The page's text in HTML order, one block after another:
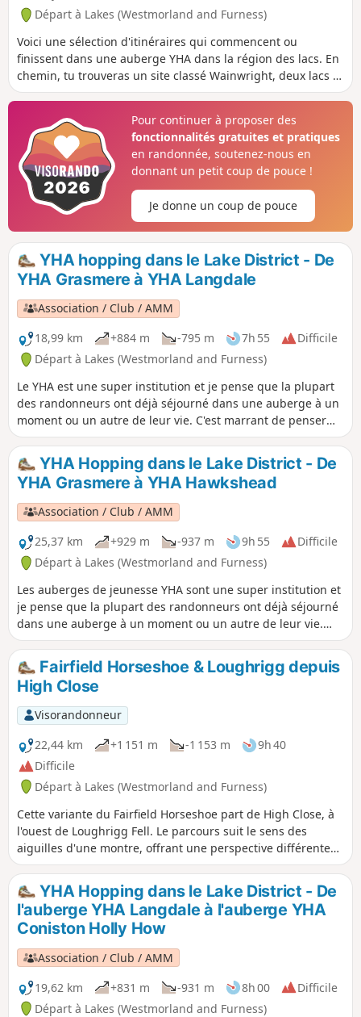
Départ à Lakes (Westmorland and Furness)
Voici une sélection d'itinéraires qui commencent ou
finissent dans une auberge YHA dans la région des lacs. En
chemin, tu trouveras un site classé Wainwright, deux lacs et
un pub. Explore la grotte de Rydal.
Pour continuer à proposer des
fonctionnalités gratuites et pratiques
en randonnée, soutenez-nous en
donnant un petit coup de pouce !
Je donne un coup de pouce
YHA hopping dans le Lake District - De
YHA Grasmere à YHA Langdale
Association / Club / AMM
18,99 km
+884 m -795 m 7h 55
Difficile
Départ à Lakes (Westmorland and Furness)
Le YHA est une super institution et je pense que la plupart
des randonneurs ont déjà séjourné dans une auberge à un
moment ou un autre de leur vie. C'est marrant de penser
qu'elles ont été créées «pour aider tout le monde, surtout
les jeunes qui ont pas beaucoup de moyens, à mieux
connaître, aimer et prendre soin de la campagne, en
particulier en leur proposant des auberges ou d'autres
hébergements simples pendant leurs voyages ». Voici une
liste d'itinéraires qui commencent ou finissent dans une
auberge de jeunesse dans la région des lacs. En chemin, tu
trouveras 6 sommets Wainwright, 3 lacs de montagne et 1
pub.
YHA Hopping dans le Lake District - De
YHA Grasmere à YHA Hawkshead
Association / Club / AMM
25,37 km
+929 m -937 m 9h 55
Difficile
Départ à Lakes (Westmorland and Furness)
Les auberges de jeunesse YHA sont une super institution et
je pense que la plupart des randonneurs ont déjà séjourné
dans une auberge à un moment ou un autre de leur vie.
Elles ont été créées «pour aider tout le monde, en
particulier les jeunes disposant de moyens limités, à mieux
connaître, aimer et prendre soin de la campagne,
notamment en leur proposant des auberges ou d'autres
hébergements simples lors de leurs voyages ». Voici une
sélection d'itinéraires qui commencent et finissent dans
une auberge de jeunesse dans la région des lacs. En
chemin, vous trouverez deux sommets classés par
Wainwright, deux lacs de montagne, deux pubs et un lac.
Fairfield Horseshoe & Loughrigg depuis
High Close
Visorandonneur
22,44 km
+1 151 m -1 153 m
9h 40
Difficile
Départ à Lakes (Westmorland and Furness)
Cette variante du Fairfield Horseshoe part de High Close, à
l'ouest de Loughrigg Fell. Le parcours suit le sens des
aiguilles d'une montre, offrant une perspective différente
de l'itinéraire habituel.
YHA Hopping dans le Lake District - De
l'auberge YHA Langdale à l'auberge YHA
Coniston Holly How
Association / Club / AMM
19,62 km
+831 m -931 m 8h 00
Difficile
Départ à Lakes (Westmorland and Furness)